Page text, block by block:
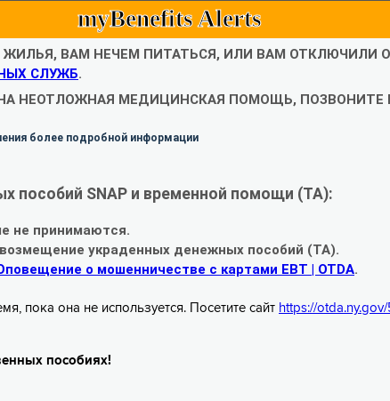
myBenefits Alerts
ВАМ НЕЧЕМ ПИТАТЬСЯ, ИЛИ ВАМ ОТКЛЮЧИЛИ
СЛУЖБ.
НЕОТЛОЖНАЯ МЕДИЦИНСКАЯ ПОМОЩЬ, ПОЗВОНИТЕ
более подробной информации
пособий SNAP и временной помощи (TA):
не принимаются.
украденных денежных пособий (TA).
о мошенничестве с картами EBT | OTDA.
пока она не используется. Посетите сайт https://otda.ny.gov/
пособиях!